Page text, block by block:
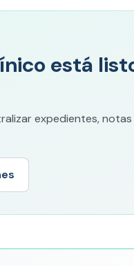
está
expedientes,